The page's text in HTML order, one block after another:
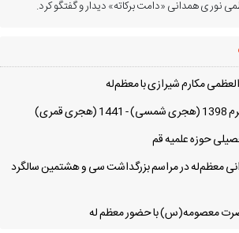
همدانی «دامت برکاته» دیدار و گفتگو کرد.
مكارم شیرازی با معظم‌له
حوزه علمیه قم
در مراسم بزرگداشت سی و هشتمین سالگرد
معصومه(س) با حضور معظم له